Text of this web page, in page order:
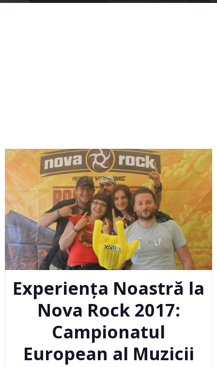
Experiența Noastră la
Nova Rock 2017:
Campionatul
European al Muzicii